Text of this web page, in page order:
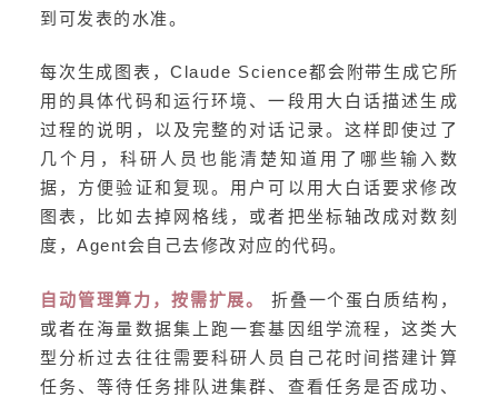
到可发表的水准。
每次生成图表，Claude Science都会附带生成它所
用的具体代码和运行环境、一段用大白话描述生成
过程的说明，以及完整的对话记录。这样即使过了
几个月，科研人员也能清楚知道用了哪些输入数
据，方便验证和复现。用户可以用大白话要求修改
图表，比如去掉网格线，或者把坐标轴改成对数刻
度，Agent会自己去修改对应的代码。
自动管理算力，按需扩展。
折叠一个蛋白质结构，
或者在海量数据集上跑一套基因组学流程，这类大
型分析过去往往需要科研人员自己花时间搭建计算
任务、等待任务排队进集群、查看任务是否成功、